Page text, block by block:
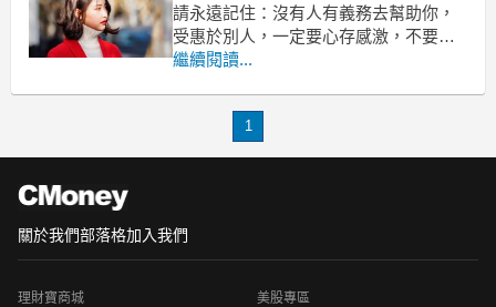
請永遠記住：沒有人有義務去幫助你，
受惠於別人，一定要心存感激，不要把
別人對你的好視為「理所當然」！文中
文 / 水淼
不
繼續閱讀...
1
關於我們部落格加入我們
理財寶商城 美股專區